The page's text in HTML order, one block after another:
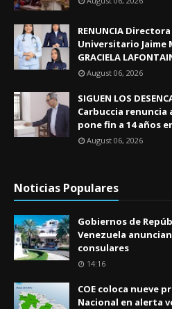
RENUNCIA
Universitario Jaime
GRACIELA
August 06, 2026
SIGUEN LOS
Carbuccia renuncia
pone fin a 14 años
August 06, 2026
Noticias Populares
Gobiernos de
Venezuela
consulares
14:16
COE coloca nueve
Nacional en alerta